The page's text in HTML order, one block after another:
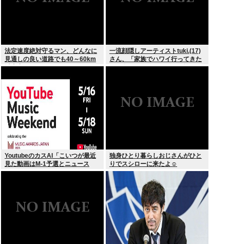
法定速度絶対守るマン、どんなに
見通しの良い道路でも40～60km
以上出さない
一流顔隠しアーティストtuki.(17)
さん、「家族でハワイ行ってきた
w」 自己顕示欲がどんどん抑えら
YoutubeのカスAI「こいつが最近
見た動画はM-1予選とニュース
か…」
独身ひとり暮らしおじさんがひと
りでスシローに来たよ☺